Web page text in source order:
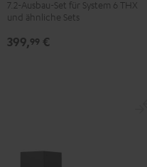
"5.2>7.2-
Ausbau-
Set
7.2-Ausbau-Set für System 6 THX
und ähnliche Sets
399,99 €